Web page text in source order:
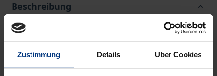
Zustimmung Details Über Cookies
Beschreibung
Die Digitalisierung hat zu grundlegenden
Veränderungen der Medienproduktion geführt.
Journalistische Inhalte werden einmal produziert, in